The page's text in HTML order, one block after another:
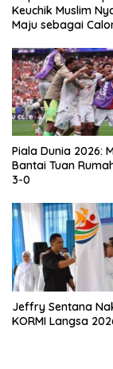
Keuchik Muslim
Maju sebagai
Piala Dunia 2026:
Bantai Tuan
3-0
Jeffry Sentana
KORMI Langsa